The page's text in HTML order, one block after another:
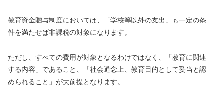
教育資金贈与制度においては、「学校等以外の支出」も一定の条
件を満たせば非課税の対象になります。
ただし、すべての費用が対象となるわけではなく、「教育に関連
する内容」であること、「社会通念上、教育目的として妥当と認
められること」が大前提となります。